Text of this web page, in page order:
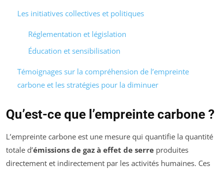
Les initiatives collectives et politiques
Réglementation et législation
Éducation et sensibilisation
Témoignages sur la compréhension de l’empreinte
carbone et les stratégies pour la diminuer
Qu’est-ce que l’empreinte carbone ?
L’empreinte carbone est une mesure qui quantifie la quantité
totale d’émissions de gaz à effet de serre produites
directement et indirectement par les activités humaines. Ces